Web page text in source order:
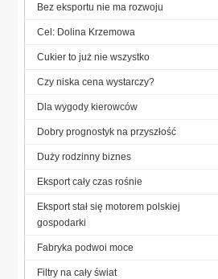
Bez eksportu nie ma rozwoju
Cel: Dolina Krzemowa
Cukier to już nie wszystko
Czy niska cena wystarczy?
Dla wygody kierowców
Dobry prognostyk na przyszłość
Duży rodzinny biznes
Eksport cały czas rośnie
Eksport stał się motorem polskiej
gospodarki
Fabryka podwoi moce
Filtry na cały świat